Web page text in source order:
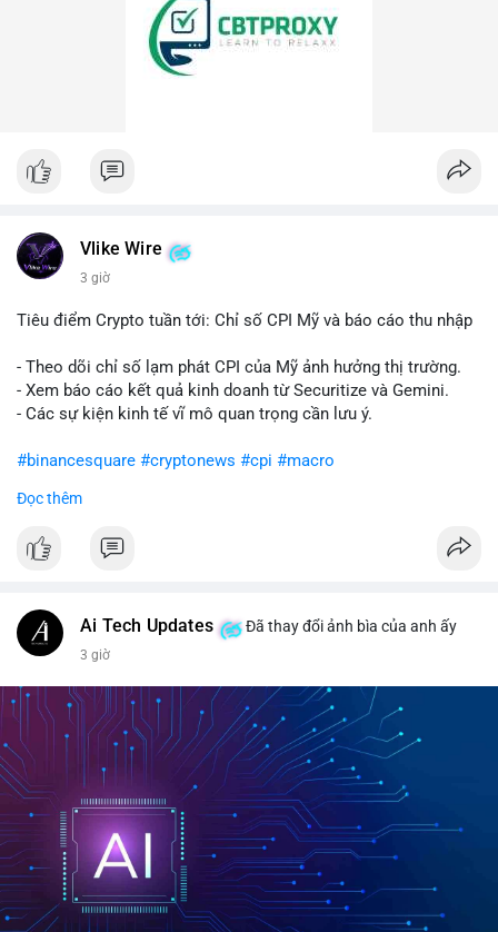
Vlike Wire
3 giờ
Tiêu điểm Crypto tuần tới: Chỉ số CPI Mỹ và báo cáo thu nhập
- Theo dõi chỉ số lạm phát CPI của Mỹ ảnh hưởng thị trường.
- Xem báo cáo kết quả kinh doanh từ Securitize và Gemini.
- Các sự kiện kinh tế vĩ mô quan trọng cần lưu ý.
#binancesquare #cryptonews #cpi #macro
$btc $eth
#vlikevn #titanbot
Đọc thêm
Ai Tech Updates Đã thay đổi ảnh bìa của anh ấy
3 giờ